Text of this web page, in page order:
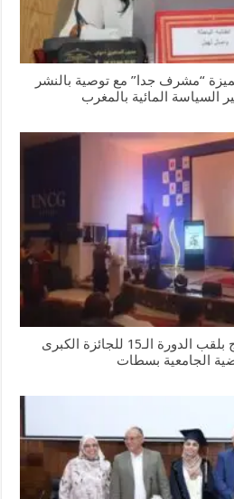
“مشرف جدا” مع توصية بالنشر
المائية بالمغرب
الجامعة الدولية بالرباط تتوج بلقب الدورة الـ15 للجائزة الكبرى
الجامعية بسطات